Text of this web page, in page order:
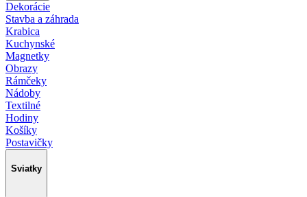
Dekorácie
Stavba a záhrada
Krabica
Kuchynské
Magnetky
Obrazy
Rámčeky
Nádoby
Textilné
Hodiny
Košíky
Postavičky
Sviatky